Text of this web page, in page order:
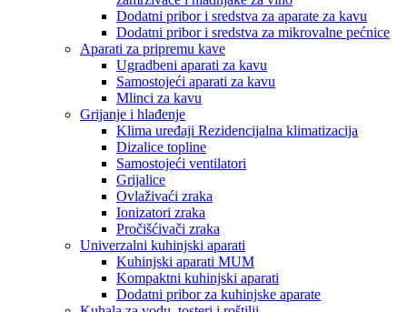
Dodatni pribor i sredstva za aparate za kavu
Dodatni pribor i sredstva za mikrovalne pećnice
Aparati za pripremu kave
Ugradbeni aparati za kavu
Samostojeći aparati za kavu
Mlinci za kavu
Grijanje i hlađenje
Klima uređaji Rezidencijalna klimatizacija
Dizalice topline
Samostojeći ventilatori
Grijalice
Ovlaživaći zraka
Ionizatori zraka
Pročišćivači zraka
Univerzalni kuhinjski aparati
Kuhinjski aparati MUM
Kompaktni kuhinjski aparati
Dodatni pribor za kuhinjske aparate